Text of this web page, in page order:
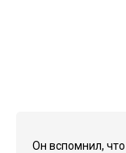
Он вспомнил,